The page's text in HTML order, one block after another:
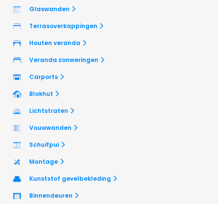
Glaswanden
Terrasoverkappingen
Houten veranda
Veranda zonweringen
Carports
Blokhut
Lichtstraten
Vouwwanden
Schuifpui
Montage
Kunststof gevelbekleding
Binnendeuren